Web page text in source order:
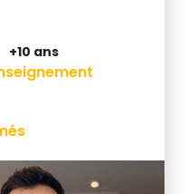
+10 ans